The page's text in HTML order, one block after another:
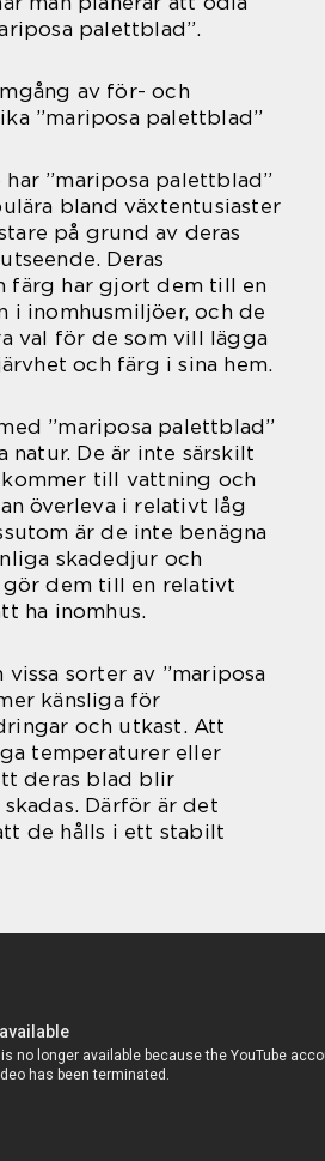
palettblad”.
av för- och
”mariposa palettblad”
”mariposa palettblad”
bland växtentusiaster
på grund av deras
Deras
färg har gjort dem till en
i inomhusmiljöer, och de
val för de som vill lägga
och färg i sina hem.
”mariposa palettblad”
natur. De är inte särskilt
till vattning och
överleva i relativt låg
är de inte benägna
skadedjur och
dem till en relativt
ha inomhus.
vissa sorter av ”mariposa
känsliga för
och utkast. Att
temperaturer eller
deras blad blir
Därför är det
de hålls i ett stabilt